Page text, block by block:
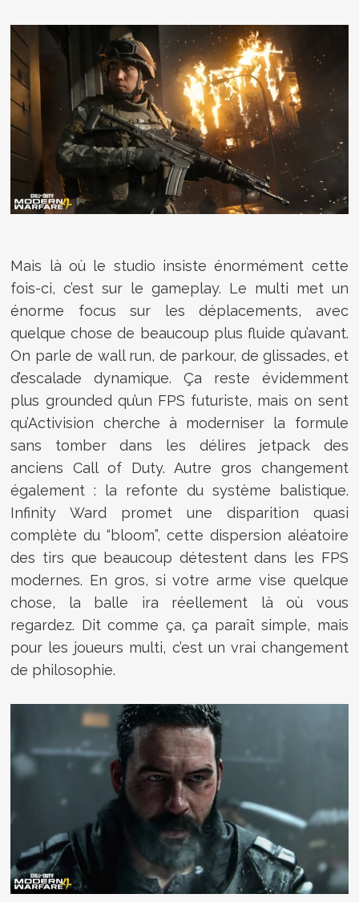
Mais là où le studio insiste énormément cette
fois-ci, c’est sur le gameplay. Le multi met un
énorme focus sur les déplacements, avec
quelque chose de beaucoup plus fluide qu’avant.
On parle de wall run, de parkour, de glissades, et
d’escalade dynamique. Ça reste évidemment
plus grounded qu’un FPS futuriste, mais on sent
qu’Activision cherche à moderniser la formule
sans tomber dans les délires jetpack des
anciens Call of Duty. Autre gros changement
également : la refonte du système balistique.
Infinity Ward promet une disparition quasi
complète du “bloom”, cette dispersion aléatoire
des tirs que beaucoup détestent dans les FPS
modernes. En gros, si votre arme vise quelque
chose, la balle ira réellement là où vous
regardez. Dit comme ça, ça paraît simple, mais
pour les joueurs multi, c’est un vrai changement
de philosophie.